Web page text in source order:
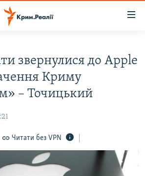
звернулися до Apple
Криму
– Точицький
Читати без VPN